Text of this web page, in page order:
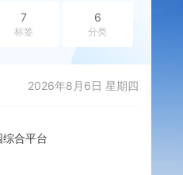
7
标签
6
分类
2026年8月6日 星期四
综合平台